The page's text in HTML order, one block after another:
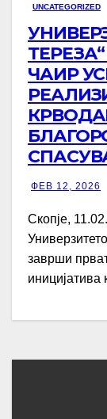
UNCATEGORIZED
ЧАИР
ФЕВ 12, 2026
Скопје,
заврши
иницијатива